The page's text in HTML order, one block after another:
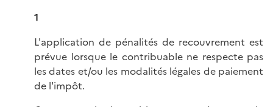
1
L'application de pénalités de recouvrement est
prévue lorsque le contribuable ne respecte pas
les dates et/ou les modalités légales de paiement
de l'impôt.